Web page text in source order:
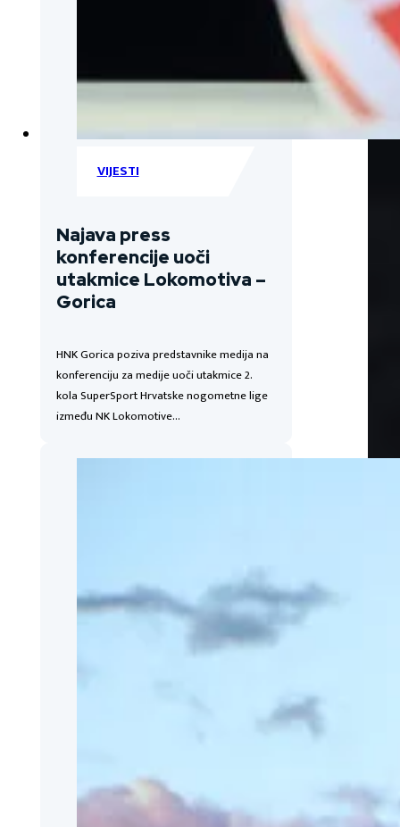
VIJESTI
Najava press
konferencije uoči
utakmice Lokomotiva –
Gorica
HNK Gorica poziva predstavnike medija na
konferenciju za medije uoči utakmice 2.
kola SuperSport Hrvatske nogometne lige
između NK Lokomotive…